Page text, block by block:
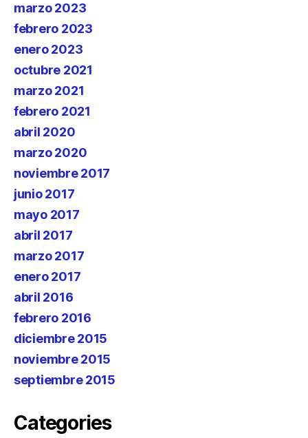
marzo 2023
febrero 2023
enero 2023
octubre 2021
marzo 2021
febrero 2021
abril 2020
marzo 2020
noviembre 2017
junio 2017
mayo 2017
abril 2017
marzo 2017
enero 2017
abril 2016
febrero 2016
diciembre 2015
noviembre 2015
septiembre 2015
Categories